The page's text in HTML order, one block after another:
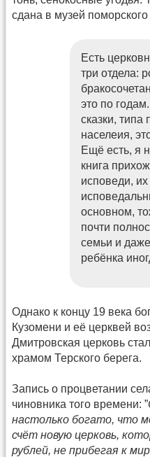
сдана в музей
Есть
три отдела:
это по
сказки, типа
населеия,
Ещё есть, я
книга
исповеди,
основном,
почти
семьи и
ребёнка
Однако к концу 19 века
Кузомени и её церквей
Дмитровская церковь
храмом Терского берега.
Запись о процветании
чиновника того времени: ”
настолько богато, что
счёт новую церковь,
рублей, не прибегая к